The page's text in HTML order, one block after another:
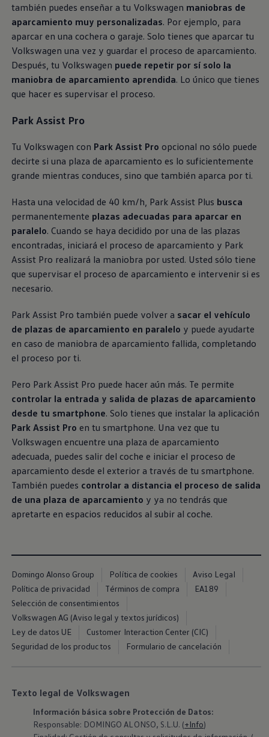
también puedes enseñar a tu Volkswagen maniobras de
aparcamiento muy personalizadas. Por ejemplo, para
aparcar en una cochera o garaje. Solo tienes que aparcar tu
Volkswagen una vez y guardar el proceso de aparcamiento.
Después, tu Volkswagen puede repetir por sí solo la
maniobra de aparcamiento aprendida. Lo único que tienes
que hacer es supervisar el proceso.
Park Assist Pro
Tu Volkswagen con Park Assist Pro opcional no sólo puede
decirte si una plaza de aparcamiento es lo suficientemente
grande mientras conduces, sino que también aparca por ti.
Hasta una velocidad de 40 km/h, Park Assist Plus busca
permanentemente plazas adecuadas para aparcar en
paralelo. Cuando se haya decidido por una de las plazas
encontradas, iniciará el proceso de aparcamiento y Park
Assist Pro realizará la maniobra por usted. Usted sólo tiene
que supervisar el proceso de aparcamiento e intervenir si es
necesario.
Park Assist Pro también puede volver a sacar el vehículo
de plazas de aparcamiento en paralelo y puede ayudarte
en caso de maniobra de aparcamiento fallida, completando
el proceso por ti.
Pero Park Assist Pro puede hacer aún más. Te permite
controlar la entrada y salida de plazas de aparcamiento
desde tu smartphone. Solo tienes que instalar la aplicación
Park Assist Pro en tu smartphone. Una vez que tu
Volkswagen encuentre una plaza de aparcamiento
adecuada, puedes salir del coche e iniciar el proceso de
aparcamiento desde el exterior a través de tu smartphone.
También puedes controlar a distancia el proceso de salida
de una plaza de aparcamiento y ya no tendrás que
apretarte en espacios reducidos al subir al coche.
Domingo Alonso Group Política de cookies
Aviso Legal
Política de privacidad
Términos de compra
EA189
Selección de consentimientos
Volkswagen AG (Aviso legal y textos jurídicos)
Ley de datos UE
Customer Interaction Center (CIC)
Seguridad de los productos
Formulario de cancelación
Texto legal de Volkswagen
Información básica sobre Protección de Datos:
Responsable: DOMINGO ALONSO, S.L.U. (+Info)